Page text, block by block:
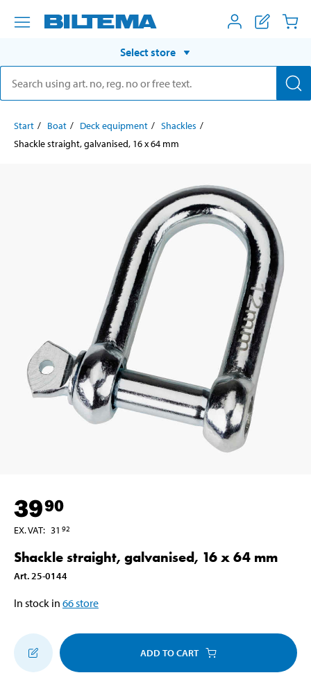
Select store
Start Boat Deck equipment
Shackles
Shackle straight, galvanised, 16 x 64 mm
3990
EX. VAT: 31 92
Shackle straight, galvanised, 16 x 64 mm
Art. 25-0144
In stock in 66store
ADD TO CART